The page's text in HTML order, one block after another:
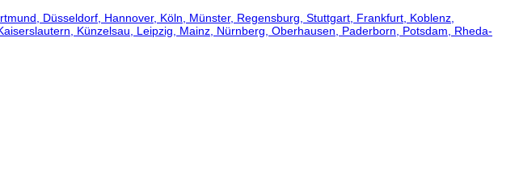
Düsseldorf, Hannover, Köln, Münster, Regensburg, Stuttgart, Frankfurt, Koblenz,
Künzelsau, Leipzig, Mainz, Nürnberg, Oberhausen, Paderborn, Potsdam, Rheda-